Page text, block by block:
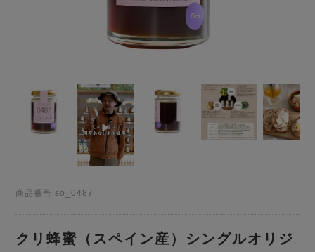
商品番号 so_0487
クリ蜂蜜（スペイン産）シングルオリジ